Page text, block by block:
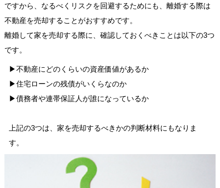
ですから、なるべくリスクを回避するためにも、離婚する際は
不動産を売却することがおすすめです。
離婚して家を売却する際に、確認しておくべきことは以下の3つ
です。
▶︎不動産にどのくらいの資産価値があるか
▶︎住宅ローンの残債がいくらなのか
▶︎債務者や連帯保証人が誰になっているか
上記の3つは、家を売却するべきかの判断材料にもなりま
す。